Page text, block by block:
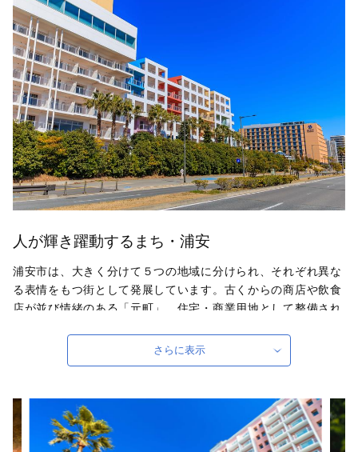
人が輝き躍動するまち・浦安
浦安市は、大きく分けて５つの地域に分けられ、それぞれ異な
る表情をもつ街として発展しています。古くからの商店や飲食
店が並び情緒のある「元町」、住宅・商業用地として整備され
しい「新町」、そして鉄鋼流通などの工業が集約されている
「工業ゾーン」、テーマパークを中心とした舞浜「アーバンリ
こちら（外部サイト）
外部サイトへ遷移します。
個人情報の保護は遷移先サイトの方針に従います。
さらに表示